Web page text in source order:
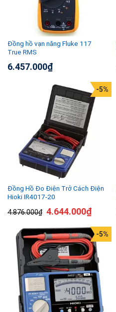
Đồng hồ vạn năng Fluke 117
True RMS
6.457.000₫
Đồng Hồ Đo Điện Trở Cách Điện
Hioki IR4017-20
4.876.000₫
-5%
4.644.000₫
-5%